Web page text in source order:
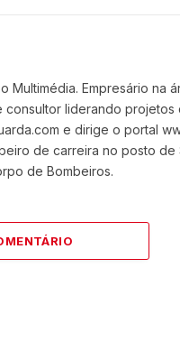
Multimédia. Empresário na
liderando projetos
e dirige o portal
de carreira no posto de
de Bombeiros.